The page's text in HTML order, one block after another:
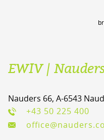
EWIV |
Nauders 66, A-6543
+43 50 225 400